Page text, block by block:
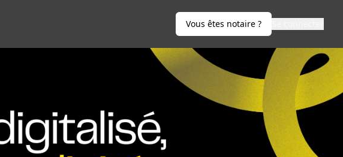
Vous êtes notaire ?